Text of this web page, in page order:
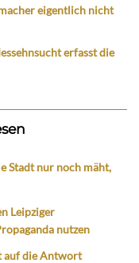
eigentlich nicht
erfasst die
Stadt nur noch mäht,
Leipziger
nutzen
auf die Antwort